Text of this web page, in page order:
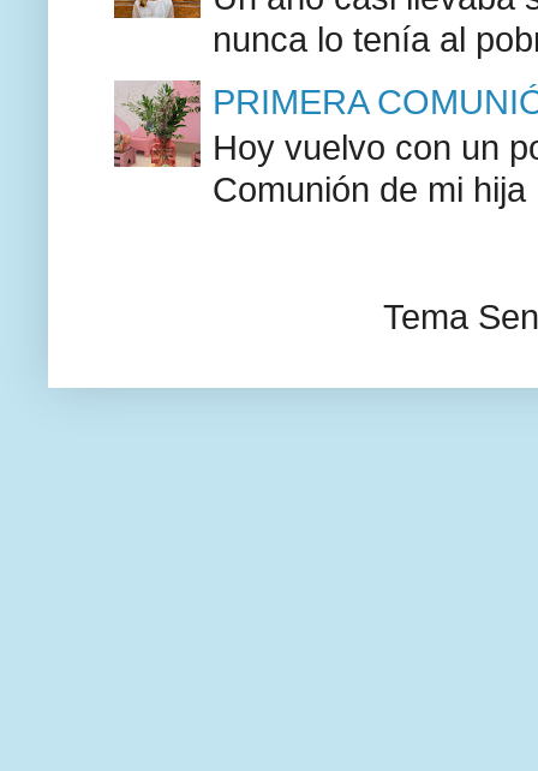
nunca lo tenía al
PRIMERA
Hoy vuelvo con un
Comunión de mi
Tema